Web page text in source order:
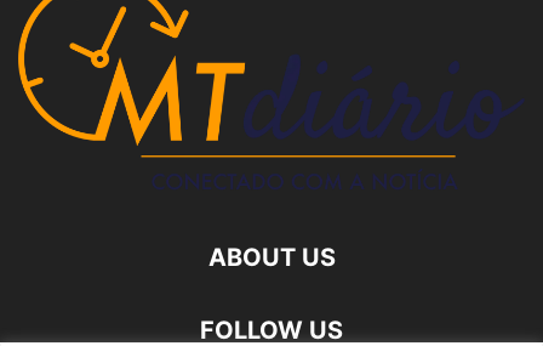
ABOUT US
FOLLOW US